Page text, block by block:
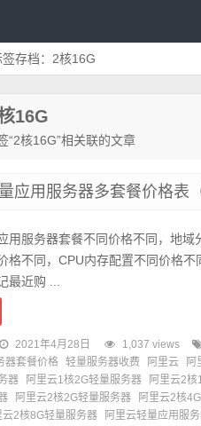
签存档：2核16G
16G
“2核16G”相关联的文章
应用服务器多套餐价格表
用服务器套餐不同价格不同，地
格不同，CPU内存配置不同价格
最近购 ...
2021年4月28日 1,037 views
器套餐价格 轻量服务器收费 阿里云 阿
器
阿里云1核2G轻量服务器 阿里云2核
阿里云2核2G轻量服务器 阿里云2核4G
云2核8G轻量服务器 阿里云轻量应用服